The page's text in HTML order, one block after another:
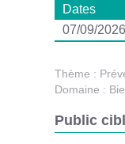
Dates
07/09/2026
Thème :
Domaine :
Public